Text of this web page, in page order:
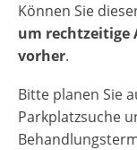
Können Sie
um rechtzeitige
vorher.
Bitte planen Sie
Parkplatzsuche